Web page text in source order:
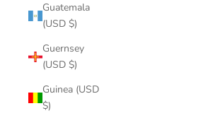
Guatemala
(USD $)
Guernsey
(USD $)
Guinea (USD
$)